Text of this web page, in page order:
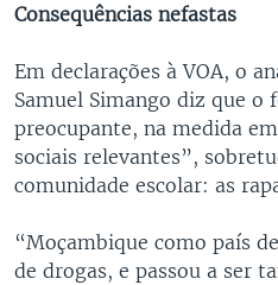
Consequências nefastas
Em declarações à VOA, o
Samuel Simango diz que o
preocupante, na medida
sociais relevantes”,
comunidade escolar: as
“Moçambique como país
de drogas, e passou a ser